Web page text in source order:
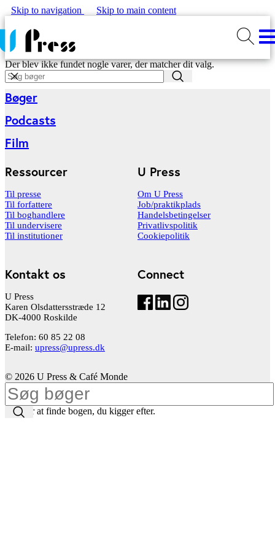
Skip to navigation Skip to main content
Der blev ikke fundet nogle varer, der matcher dit valg.
Bøger
Podcasts
Film
U Press
Om U Press
Job/praktikplads
Handelsbetingelser
Privatlivspolitik
Cookiepolitik
Ressourcer
Til presse
Til forfattere
Til boghandlere
Til undervisere
Til institutioner
Connect
Kontakt os
U Press
Karen Olsdattersstræde 12
DK-4000 Roskilde
Telefon: 60 85 22 08
E-mail: upress@upress.dk
© 2026 U Press & Café Monde
Tast for at finde bogen, du kigger efter.